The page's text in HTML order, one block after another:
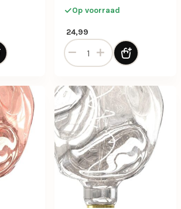
led lamp gold e27 aantal
4w e27
Op voorraad
24,99
Calex Organic Neo Natural